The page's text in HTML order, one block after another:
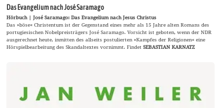
Das Evangelium nach José Saramago
Hörbuch | José Saramago: Das Evangelium nach Jesus Christus
Das »böse« Christentum ist der Gegenstand eines mehr als 15 Jahre alten Romans des
portugiesischen Nobelpreisträgers José Saramago. Vorsicht ist geboten, wenn der NDR
ausgerechnet heute, inmitten des allseits postulierten »Kampfes der Religionen« eine
Hörspielbearbeitung des Skandaltextes vornimmt. FindetSEBASTIAN KARNATZ